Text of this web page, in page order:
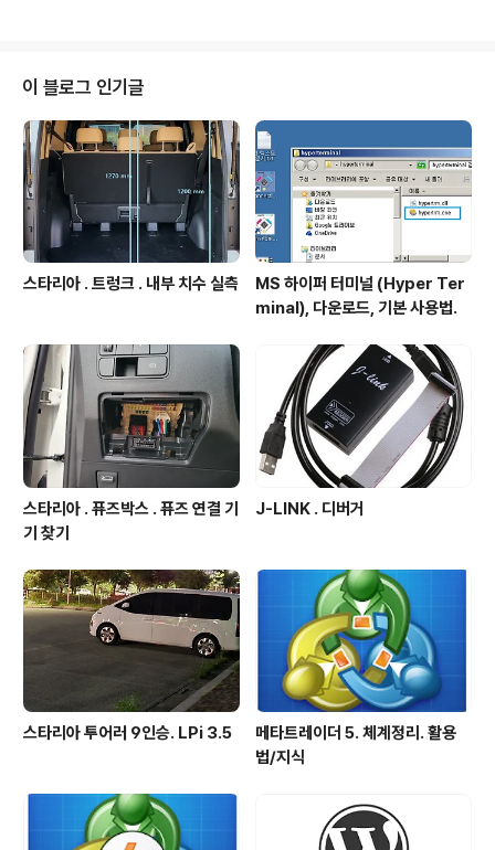
bcurl4..
이 블로그 인기글
스타리아 . 트렁크 . 내부 치수 실측
MS 하이퍼 터미널 (Hyper Ter
minal), 다운로드, 기본 사용법.
스타리아 . 퓨즈박스 . 퓨즈 연결 기
기 찾기
J-LINK . 디버거
스타리아 투어러 9인승. LPi 3.5
메타트레이더 5. 체계정리. 활용
법/지식